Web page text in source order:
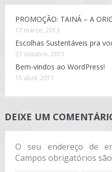
PROMOÇÃO: TAINÁ – A
17 março, 2013
Escolhas Sustentáveis pra
27 outubro, 2011
Bem-vindos ao WordPress!
15 abril, 2011
DEIXE UM
O seu endereço de
Campos obrigatórios